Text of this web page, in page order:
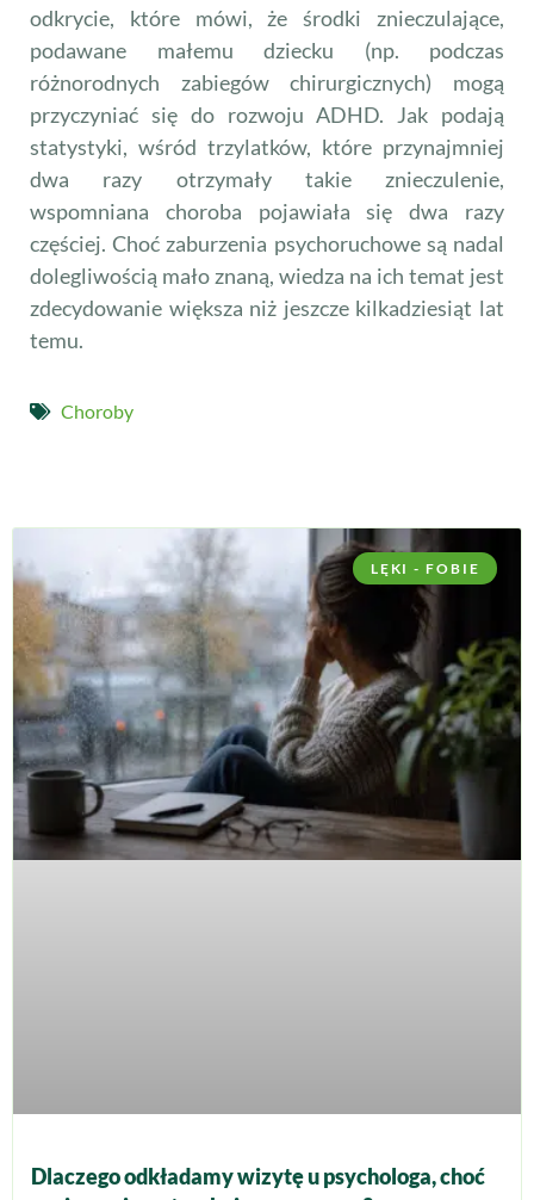
odkrycie, które mówi, że środki znieczulające,
podawane małemu dziecku (np. podczas
różnorodnych zabiegów chirurgicznych) mogą
przyczyniać się do rozwoju ADHD. Jak podają
statystyki, wśród trzylatków, które przynajmniej
dwa razy otrzymały takie znieczulenie,
wspomniana choroba pojawiała się dwa razy
częściej. Choć zaburzenia psychoruchowe są nadal
dolegliwością mało znaną, wiedza na ich temat jest
zdecydowanie większa niż jeszcze kilkadziesiąt lat
temu.
Choroby
LĘKI - FOBIE
Dlaczego odkładamy wizytę u psychologa, choć